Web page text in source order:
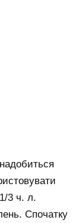
3 ч. л.
Спочатку